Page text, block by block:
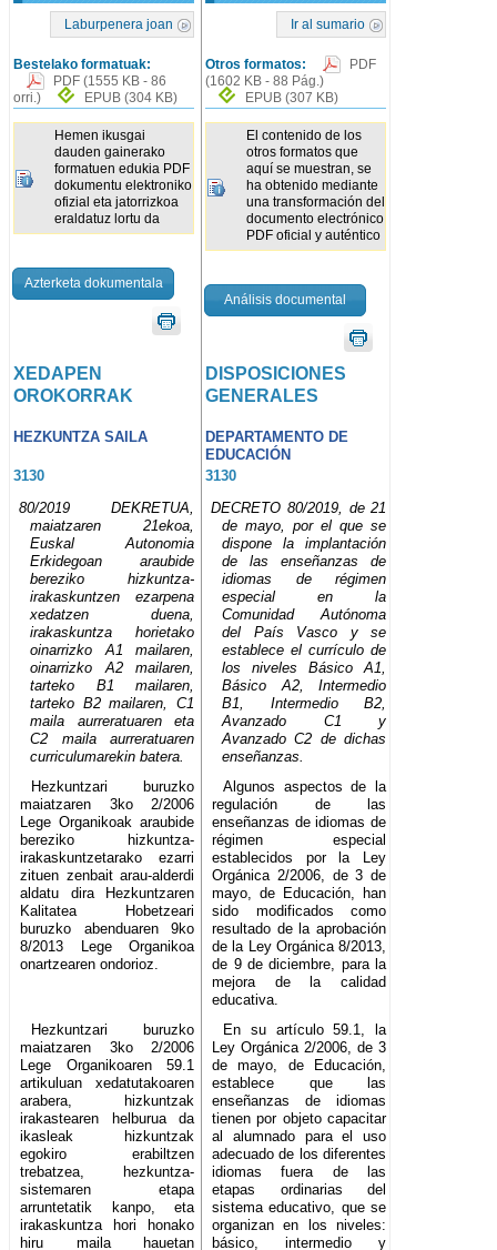
Laburpenera joan
Bestelako formatuak:
PDF (1555 KB - 86
orri.)
EPUB (304 KB)
Hemen ikusgai
dauden gainerako
formatuen edukia PDF
dokumentu elektroniko
ofizial eta jatorrizkoa
eraldatuz lortu da
Azterketa dokumentala
Ir al sumario
Otros formatos:
PDF
(1602 KB - 88 Pág.)
EPUB(307 KB)
El contenido de los
otros formatos que
aquí se muestran, se
ha obtenido mediante
una transformación del
documento electrónico
PDF oficial y auténtico
Análisis documental
XEDAPEN
OROKORRAK
DISPOSICIONES
GENERALES
HEZKUNTZA SAILA
DEPARTAMENTO DE
EDUCACIÓN
3130
3130
80/2019 DEKRETUA,
maiatzaren 21ekoa,
Euskal Autonomia
Erkidegoan araubide
bereziko hizkuntza-
irakaskuntzen ezarpena
xedatzen duena,
irakaskuntza horietako
oinarrizko A1 mailaren,
oinarrizko A2 mailaren,
tarteko B1 mailaren,
tarteko B2 mailaren, C1
maila aurreratuaren eta
C2 maila aurreratuaren
curriculumarekin batera.
DECRETO 80/2019, de 21
de mayo, por el que se
dispone la implantación
de las enseñanzas de
idiomas de régimen
especial en la
Comunidad Autónoma
del País Vasco y se
establece el currículo de
los niveles Básico A1,
Básico A2, Intermedio
B1, Intermedio B2,
Avanzado C1 y
Avanzado C2 de dichas
enseñanzas.
Hezkuntzari buruzko
maiatzaren 3ko 2/2006
Lege Organikoak araubide
bereziko hizkuntza-
irakaskuntzetarako ezarri
zituen zenbait arau-alderdi
aldatu dira Hezkuntzaren
Kalitatea Hobetzeari
buruzko abenduaren 9ko
8/2013 Lege Organikoa
onartzearen ondorioz.
Algunos aspectos de la
regulación de las
enseñanzas de idiomas de
régimen especial
establecidos por la Ley
Orgánica 2/2006, de 3 de
mayo, de Educación, han
sido modificados como
resultado de la aprobación
de la Ley Orgánica 8/2013,
de 9 de diciembre, para la
mejora de la calidad
educativa.
Hezkuntzari buruzko
maiatzaren 3ko 2/2006
Lege Organikoaren 59.1
artikuluan xedatutakoaren
arabera, hizkuntzak
irakastearen helburua da
ikasleak hizkuntzak
egokiro erabiltzen
trebatzea, hezkuntza-
sistemaren etapa
arruntetatik kanpo, eta
irakaskuntza hori honako
hiru maila hauetan
En su artículo 59.1, la
Ley Orgánica 2/2006, de 3
de mayo, de Educación,
establece que las
enseñanzas de idiomas
tienen por objeto capacitar
al alumnado para el uso
adecuado de los diferentes
idiomas fuera de las
etapas ordinarias del
sistema educativo, que se
organizan en los niveles:
básico, intermedio y